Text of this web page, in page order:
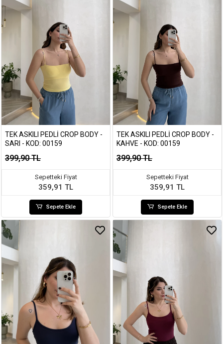
TEK ASKILI PEDLI CROP BODY -
SARI - KOD: 00159
399,90 TL
Sepetteki Fiyat
359,91 TL
Sepete Ekle
TEK ASKILI PEDLI CROP BODY -
KAHVE - KOD: 00159
399,90 TL
Sepetteki Fiyat
359,91 TL
Sepete Ekle